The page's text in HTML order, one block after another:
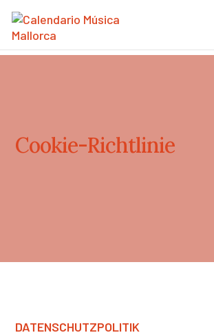
Cookie-Richtlinie
DATENSCHUTZPOLITIK